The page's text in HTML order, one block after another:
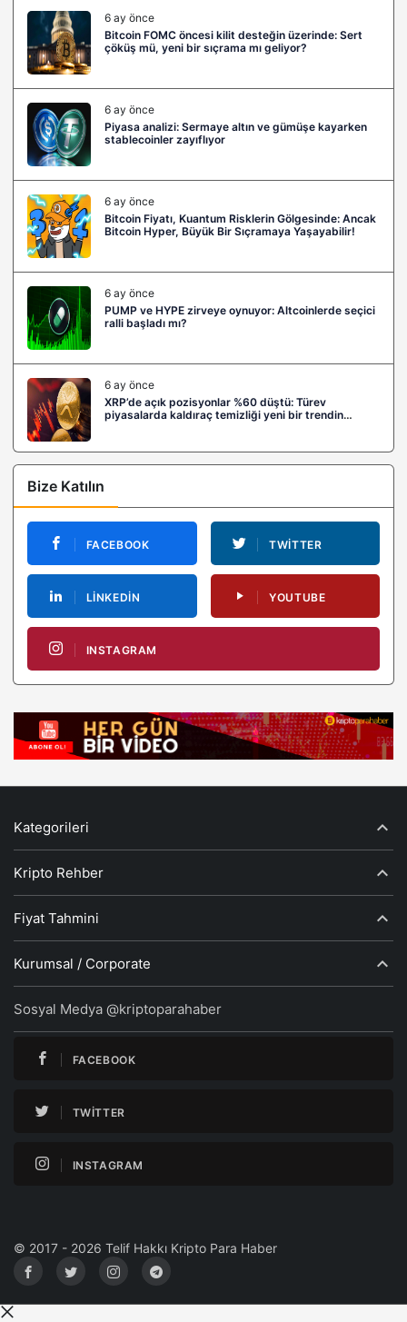
6 ay önce
Bitcoin FOMC öncesi kilit desteğin üzerinde: Sert
çöküş mü, yeni bir sıçrama mı geliyor?
6 ay önce
Piyasa analizi: Sermaye altın ve gümüşe kayarken
stablecoinler zayıflıyor
6 ay önce
Bitcoin Fiyatı, Kuantum Risklerin Gölgesinde: Ancak
Bitcoin Hyper, Büyük Bir Sıçramaya Yaşayabilir!
6 ay önce
PUMP ve HYPE zirveye oynuyor: Altcoinlerde seçici
ralli başladı mı?
6 ay önce
XRP’de açık pozisyonlar %60 düştü: Türev
piyasalarda kaldıraç temizliği yeni bir trendin
Bize Katılın
FACEBOOK TWITTER
LINKEDIN YOUTUBE
INSTAGRAM
Kategorileri
Kripto Rehber
Fiyat Tahmini
Kurumsal / Corporate
Sosyal Medya @kriptoparahaber
FACEBOOK
TWITTER
INSTAGRAM
© 2017 - 2026 Telif Hakkı Kripto Para Haber